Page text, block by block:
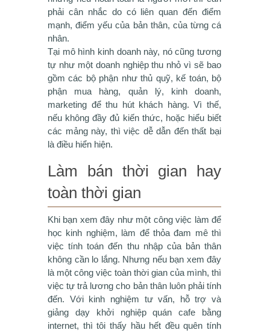
phải cân nhắc do có liên quan đến điểm
mạnh, điểm yếu của bản thân, của từng cá
nhân.
Tại mô hình kinh doanh này, nó cũng tương
tự như một doanh nghiệp thu nhỏ vì sẽ bao
gồm các bộ phận như thủ quỹ, kế toán, bộ
phận mua hàng, quản lý, kinh doanh,
marketing để thu hút khách hàng. Vì thế,
nếu không đầy đủ kiến thức, hoặc hiểu biết
các mảng này, thì việc dễ dẫn đến thất bại
là điều hiển hiện.
Làm bán thời gian hay
toàn thời gian
Khi bạn xem đây như một công việc làm để
học kinh nghiệm, làm để thỏa đam mê thì
việc tính toán đến thu nhập của bản thân
không cần lo lắng. Nhưng nếu bạn xem đây
là một công việc toàn thời gian của mình, thì
việc tự trả lương cho bản thân luôn phải tính
đến. Với kinh nghiệm tư vấn, hỗ trợ và
giảng dạy khởi nghiệp quán cafe bằng
internet, thì tôi thấy hầu hết đều quên tính